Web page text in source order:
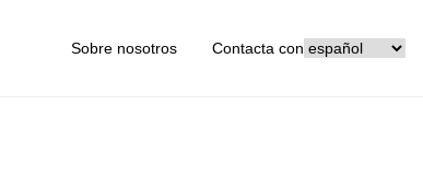
Sobre nosotros Contacta con